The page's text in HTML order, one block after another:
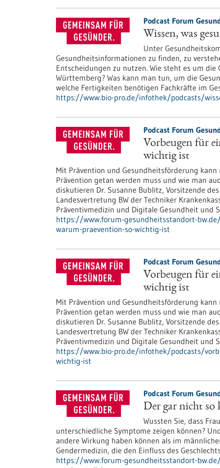
Podcast Forum
Wissen, was
Unter
Gesundheitsinformationen zu finden, zu
Entscheidungen zu nutzen. Wie steht es um
Württemberg? Was kann man tun, um die
welche Fertigkeiten benötigen Fachkräfte im
https://www.bio-pro.de/infothek/podcasts/
Podcast Forum
Vorbeugen für
wichtig ist
Mit Prävention und Gesundheitsförderung
Prävention getan werden muss und wie man
diskutieren Dr. Susanne Bublitz, Vorsitzende
Landesvertretung BW der Techniker
Präventivmedizin und Digitale Gesundheit und
https://www.forum-gesundheitsstandort-
warum-praevention-so-wichtig-ist
Podcast Forum
Vorbeugen für
wichtig ist
Mit Prävention und Gesundheitsförderung
Prävention getan werden muss und wie man
diskutieren Dr. Susanne Bublitz, Vorsitzende
Landesvertretung BW der Techniker
Präventivmedizin und Digitale Gesundheit und
https://www.bio-pro.de/infothek/podcasts/
wichtig-ist
Podcast Forum
Der gar nicht so
Wussten Sie, dass
unterschiedliche Symptome zeigen können?
andere Wirkung haben können als im
Gendermedizin, die den Einfluss des
https://www.forum-gesundheitsstandort-